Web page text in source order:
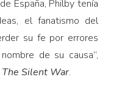
España, Philby tenía
el fanatismo del
su fe por errores
de su causa”,
The Silent War.